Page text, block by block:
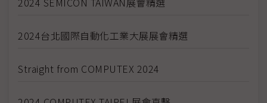
2024台北國際自動化工業大展展會精選
Straight from COMPUTEX 2024